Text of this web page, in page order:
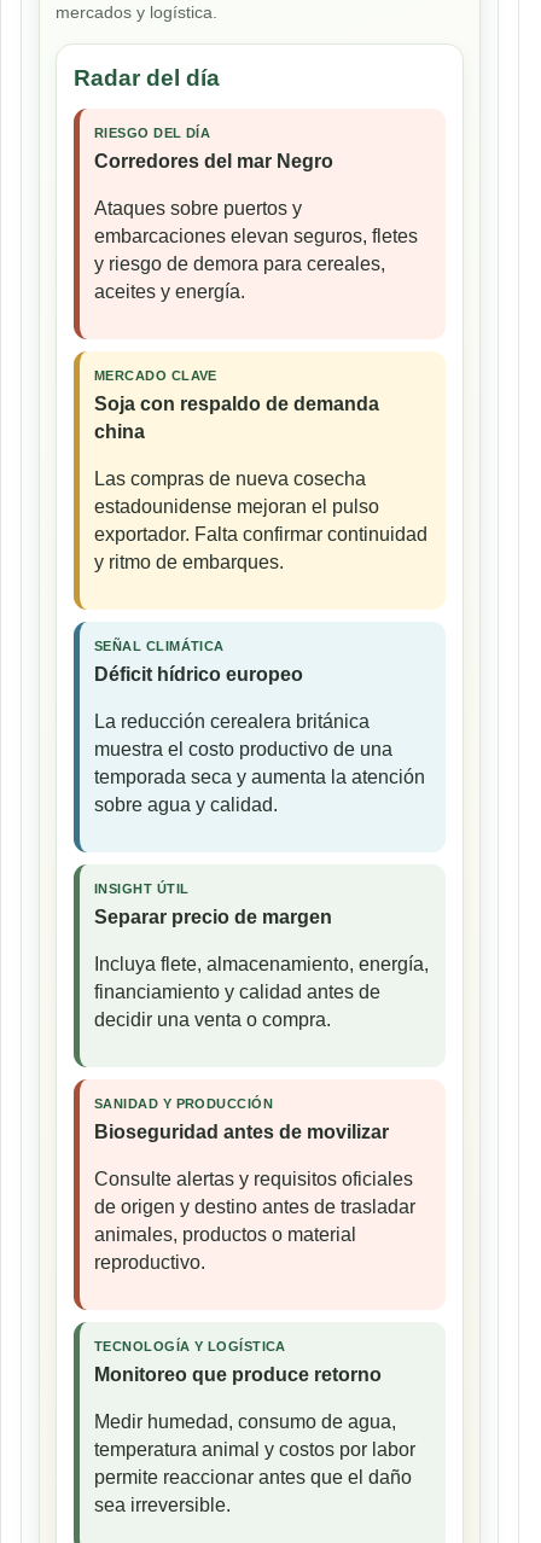
mercados y logística.
Radar del día
RIESGO DEL DÍA
Corredores del mar Negro
Ataques sobre puertos y
embarcaciones elevan seguros, fletes
y riesgo de demora para cereales,
aceites y energía.
MERCADO CLAVE
Soja con respaldo de demanda
china
Las compras de nueva cosecha
estadounidense mejoran el pulso
exportador. Falta confirmar continuidad
y ritmo de embarques.
SEÑAL CLIMÁTICA
Déficit hídrico europeo
La reducción cerealera británica
muestra el costo productivo de una
temporada seca y aumenta la atención
sobre agua y calidad.
INSIGHT ÚTIL
Separar precio de margen
Incluya flete, almacenamiento, energía,
financiamiento y calidad antes de
decidir una venta o compra.
SANIDAD Y PRODUCCIÓN
Bioseguridad antes de movilizar
Consulte alertas y requisitos oficiales
de origen y destino antes de trasladar
animales, productos o material
reproductivo.
TECNOLOGÍA Y LOGÍSTICA
Monitoreo que produce retorno
Medir humedad, consumo de agua,
temperatura animal y costos por labor
permite reaccionar antes que el daño
sea irreversible.